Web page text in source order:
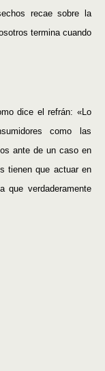
recae sobre la
termina cuando
dice el refrán: «Lo
como las
ante de un caso en
tienen que actuar en
que verdaderamente